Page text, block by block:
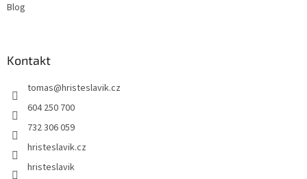
Blog
Kontakt
tomas@hristeslavik.cz
604 250 700
732 306 059
hristeslavik.cz
hristeslavik